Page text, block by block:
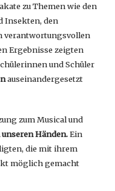
zu Themen wie den
Insekten, den
verantwortungsvollen
Ergebnisse zeigten
und Schüler
auseinandergesetzt
zum Musical und
Händen.Ein
die mit ihrem
möglich gemacht